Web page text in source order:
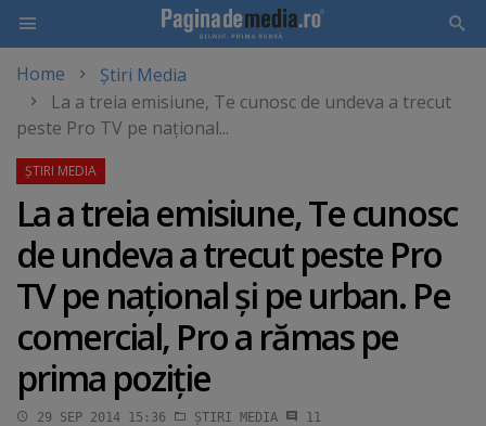
main
content
Home
Știri Media
La a treia emisiune, Te cunosc de undeva a trecut
peste Pro TV pe naţional...
La a treia emisiune, Te cunosc
de undeva a trecut peste Pro
TV pe naţional şi pe urban. Pe
comercial, Pro a rămas pe
prima poziţie
29 SEP 2014 15:36 ȘTIRI MEDIA 11